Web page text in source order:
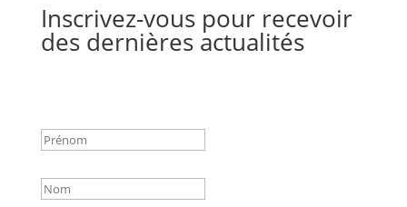
Inscrivez-vous pour recevoir
des dernières actualités